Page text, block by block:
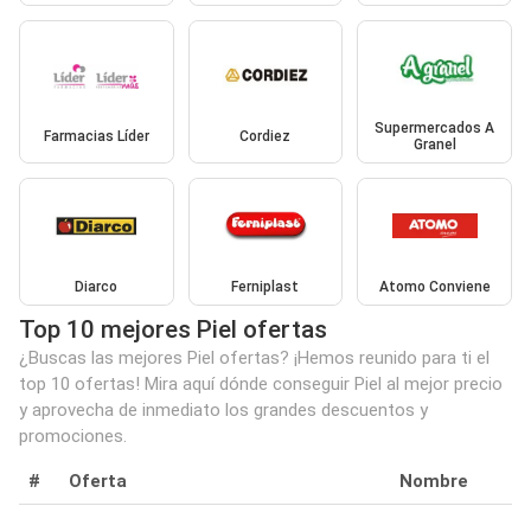
Farmacias Líder Cordiez
Supermercados A
Granel
Diarco Ferniplast Atomo Conviene
Top 10 mejores Piel ofertas
¿Buscas las mejores Piel ofertas? ¡Hemos reunido para ti el
top 10 ofertas! Mira aquí dónde conseguir Piel al mejor precio
y aprovecha de inmediato los grandes descuentos y
promociones.
# Oferta Nombre